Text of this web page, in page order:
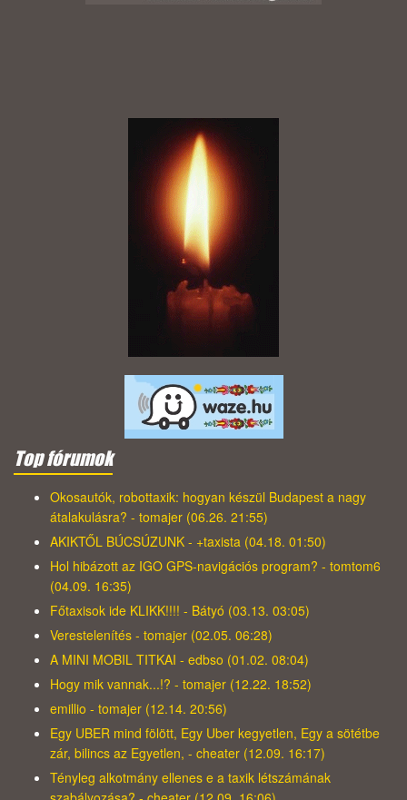
Top fórumok
Okosautók, robottaxik: hogyan készül Budapest a nagy
átalakulásra? - tomajer (06.26. 21:55)
AKIKTŐL BÚCSÚZUNK - +taxista (04.18. 01:50)
Hol hibázott az IGO GPS-navigációs program? - tomtom6
(04.09. 16:35)
Főtaxisok ide KLIKK!!!! - Bátyó (03.13. 03:05)
Verestelenítés - tomajer (02.05. 06:28)
A MINI MOBIL TITKAI - edbso (01.02. 08:04)
Hogy mik vannak...!? - tomajer (12.22. 18:52)
emillio - tomajer (12.14. 20:56)
Egy UBER mind fölött, Egy Uber kegyetlen, Egy a sötétbe
zár, bilincs az Egyetlen, - cheater (12.09. 16:17)
Tényleg alkotmány ellenes e a taxik létszámának